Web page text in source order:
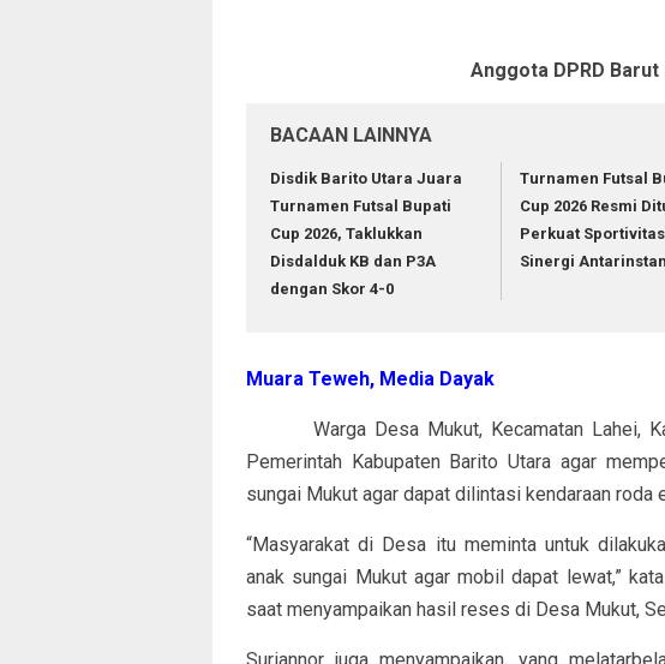
Anggota DPRD Barut
BACAAN LAINNYA
Disdik Barito Utara Juara
Turnamen Futsal Bupati
Cup 2026, Taklukkan
Disdalduk KB dan P3A
dengan Skor 4-0
Turnamen Futsal
Cup 2026 Resmi
Perkuat
Sinergi
Muara Teweh, Media Dayak
Warga Desa Mukut, Kecamatan Lahei,
Pemerintah Kabupaten Barito Utara agar
sungai Mukut agar dapat dilintasi kendaraan roda
“Masyarakat di Desa itu meminta untuk
anak sungai Mukut agar mobil dapat lewat,”
saat menyampaikan hasil reses di Desa Mukut,
Suriannor juga menyampaikan, yang